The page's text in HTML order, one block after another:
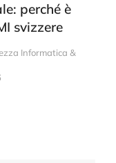
perché è
svizzere
Informatica &